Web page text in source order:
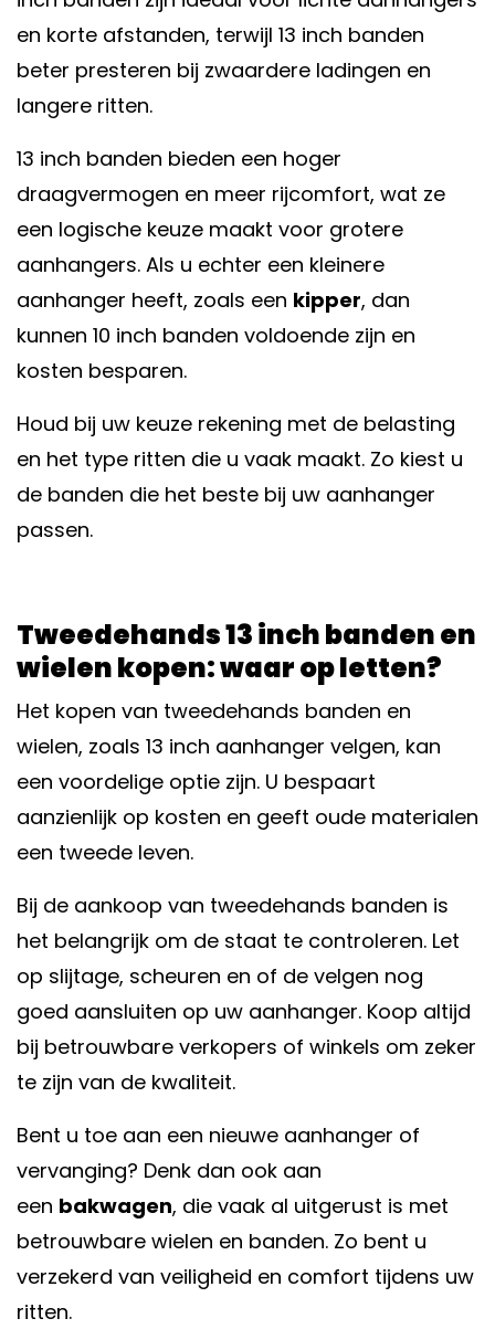
en korte afstanden, terwijl 13 inch banden
beter presteren bij zwaardere ladingen en
langere ritten.
13 inch banden bieden een hoger
draagvermogen en meer rijcomfort, wat ze
een logische keuze maakt voor grotere
aanhangers. Als u echter een kleinere
aanhanger heeft, zoals een kipper, dan
kunnen 10 inch banden voldoende zijn en
kosten besparen.
Houd bij uw keuze rekening met de belasting
en het type ritten die u vaak maakt. Zo kiest u
de banden die het beste bij uw aanhanger
passen.
Tweedehands 13 inch banden en
wielen kopen: waar op letten?
Het kopen van tweedehands banden en
wielen, zoals 13 inch aanhanger velgen, kan
een voordelige optie zijn. U bespaart
aanzienlijk op kosten en geeft oude materialen
een tweede leven.
Bij de aankoop van tweedehands banden is
het belangrijk om de staat te controleren. Let
op slijtage, scheuren en of de velgen nog
goed aansluiten op uw aanhanger. Koop altijd
bij betrouwbare verkopers of winkels om zeker
te zijn van de kwaliteit.
Bent u toe aan een nieuwe aanhanger of
vervanging? Denk dan ook aan
een bakwagen, die vaak al uitgerust is met
betrouwbare wielen en banden. Zo bent u
verzekerd van veiligheid en comfort tijdens uw
ritten.